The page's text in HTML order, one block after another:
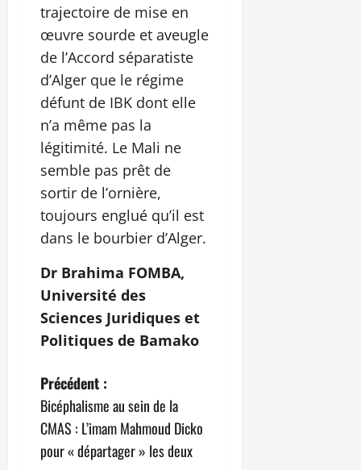
trajectoire de mise en
œuvre sourde et aveugle
de l’Accord séparatiste
d’Alger que le régime
défunt de IBK dont elle
n’a même pas la
légitimité. Le Mali ne
semble pas prêt de
sortir de l’ornière,
toujours englué qu’il est
dans le bourbier d’Alger.
Dr Brahima FOMBA,
Université des
Sciences Juridiques et
Politiques de Bamako
N
a
v
Précédent :
Bicéphalisme au sein de la
CMAS : L’imam Mahmoud Dicko
pour « départager » les deux